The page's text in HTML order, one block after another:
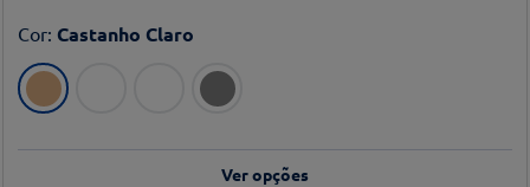
Cor: Castanho Claro
Ver opções